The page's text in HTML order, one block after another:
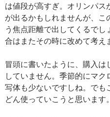
は値段が高すぎ。オリンパ
が出るかもしれませんが、こ
う焦点距離で出してくるで
合はまたその時に改めて考え
冒頭に書いたように、購入
していません。季節的にマ
写体も少ないですしね。でも
どん使っていこうと思います。